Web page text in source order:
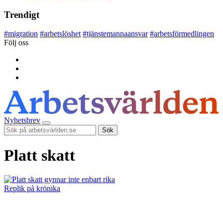
Trendigt
#migration #arbetslöshet #tjänstemannaansvar #arbetsförmedlingen
Följ oss
Nyhetsbrev
Sök
Platt skatt
Replik på krönika